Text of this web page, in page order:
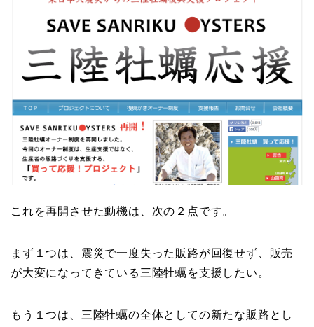
これを再開させた動機は、次の２点です。
まず１つは、震災で一度失った販路が回復せず、販売
が大変になってきている三陸牡蠣を支援したい。
もう１つは、三陸牡蠣の全体としての新たな販路とし